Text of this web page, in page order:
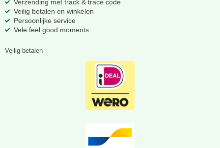
Verzending met track & trace code
Veilig betalen en winkelen
Persoonlijke service
Vele feel good moments
Veilig betalen